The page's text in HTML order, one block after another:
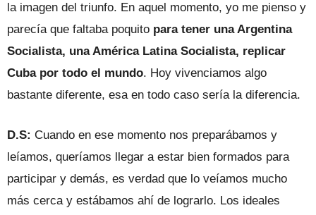
la imagen del triunfo. En aquel momento, yo me pienso y
parecía que faltaba poquito para tener una Argentina
Socialista, una América Latina Socialista, replicar
Cuba por todo el mundo. Hoy vivenciamos algo
bastante diferente, esa en todo caso sería la diferencia.
D.S: Cuando en ese momento nos preparábamos y
leíamos, queríamos llegar a estar bien formados para
participar y demás, es verdad que lo veíamos mucho
más cerca y estábamos ahí de lograrlo. Los ideales